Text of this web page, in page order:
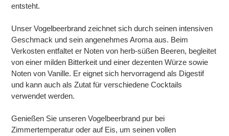
entsteht.
Unser Vogelbeerbrand zeichnet sich durch seinen intensiven
Geschmack und sein angenehmes Aroma aus. Beim
Verkosten entfaltet er Noten von herb-süßen Beeren, begleitet
von einer milden Bitterkeit und einer dezenten Würze sowie
Noten von Vanille. Er eignet sich hervorragend als Digestif
und kann auch als Zutat für verschiedene Cocktails
verwendet werden.
Genießen Sie unseren Vogelbeerbrand pur bei
Zimmertemperatur oder auf Eis, um seinen vollen